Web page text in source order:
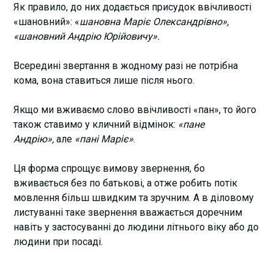
Як правило, до них додається присудок ввічливості
«шановний»: «шановна Маріє Олександрівно»,
«шановний Андрію Юрійовичу».
Всередині звертання в жодному разі не потрібна
кома, вона ставиться лише після нього.
Якщо ми вживаємо слово ввічливості «пан», то його
також ставимо у кличний відмінок: «пане
Андрію»,але «пані Маріє».
Ця форма спрощує вимову звернення, бо
вживається без по батькові, а отже робить потік
мовлення більш швидким та зручним. А в діловому
листуванні таке звернення вважається доречним
навіть у застосуванні до людини літнього віку або до
людини при посаді.